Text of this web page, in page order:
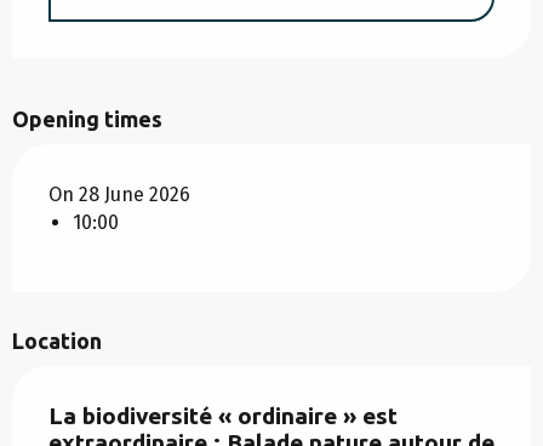
Opening times
On 28 June 2026
10:00
Location
La biodiversité « ordinaire » est